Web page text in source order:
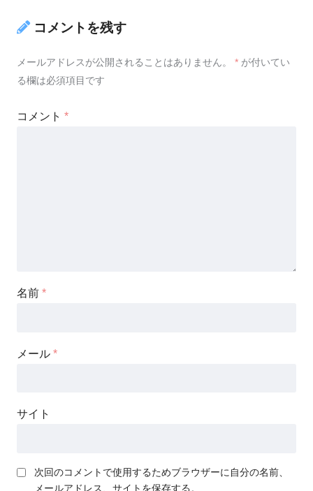
コメントを残す
メールアドレスが公開されることはありません。 * が付いてい
る欄は必須項目です
コメント *
名前 *
メール *
サイト
次回のコメントで使用するためブラウザーに自分の名前、
メールアドレス、サイトを保存する。